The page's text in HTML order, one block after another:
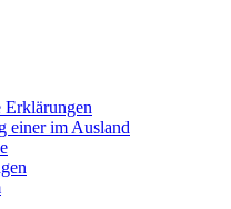
Erklärungen
einer im Ausland